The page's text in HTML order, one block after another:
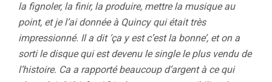
la fignoler, la finir, la produire, mettre la musique au
point, et je l’ai donnée à Quincy qui était très
impressionné. Il a dit ‘ça y est c’est la bonne’, et on a
sorti le disque qui est devenu le single le plus vendu de
l’histoire. Ca a rapporté beaucoup d’argent à ce qui